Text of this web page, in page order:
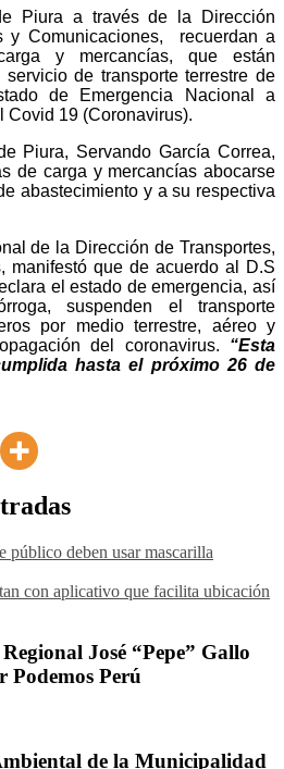
Piura a través de la Dirección
y Comunicaciones, recuerdan a
y mercancías, que están
de transporte terrestre de
de Emergencia Nacional a
Covid 19 (Coronavirus).
Piura, Servando García Correa,
de carga y mercancías abocarse
abastecimiento y a su respectiva
de la Dirección de Transportes,
manifestó que de acuerdo al D.S
el estado de emergencia, así
suspenden el transporte
por medio terrestre, aéreo y
del coronavirus. “Esta
hasta el próximo 26 de
público deben usar mascarilla
con aplicativo que facilita ubicación
José “Pepe” Gallo
Podemos Perú
de la Municipalidad